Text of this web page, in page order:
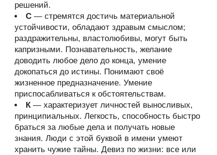
решений.
С — стремятся достичь материальной
устойчивости, обладают здравым смыслом;
раздражительны, властолюбивы, могут быть
капризными. Познавательность, желание
доводить любое дело до конца, умение
докопаться до истины. Понимают своё
жизненное предназначение. Умение
приспосабливаться к обстоятельствам.
К— характеризует личностей выносливых,
принципиальных. Легкость, способность быстро
браться за любые дела и получать новые
знания. Люди с этой буквой в имени умеют
хранить чужие тайны. Девиз по жизни: все или